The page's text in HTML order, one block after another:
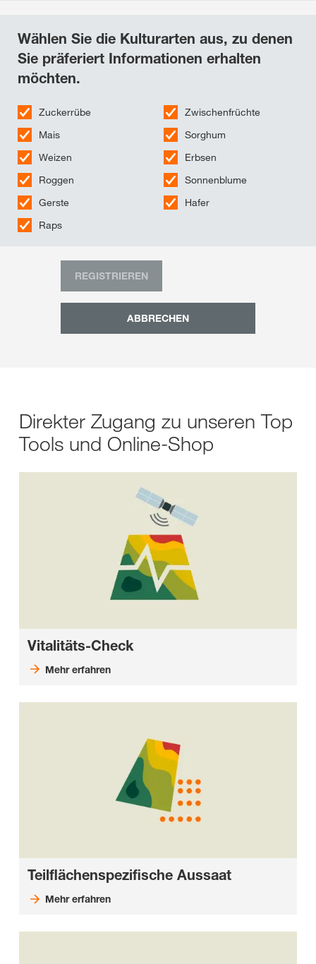
Wählen Sie die Kulturarten aus, zu denen
Sie präferiert Informationen erhalten
möchten.
Zuckerrübe
Mais
Weizen
Roggen
Gerste
Raps
Zwischenfrüchte
Sorghum
Erbsen
Sonnenblume
Hafer
ABBRECHEN
REGISTRIEREN
Direkter Zugang zu unseren Top
Tools und Online-Shop
Vitalitäts-Check
Mehr erfahren
Teilflächenspezifische Aussaat
Mehr erfahren